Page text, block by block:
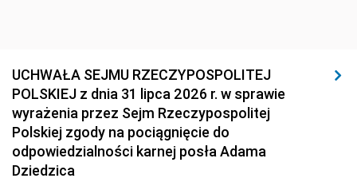
UCHWAŁA SEJMU RZECZYPOSPOLITEJ
POLSKIEJ z dnia 31 lipca 2026 r. w sprawie
wyrażenia przez Sejm Rzeczypospolitej
Polskiej zgody na pociągnięcie do
odpowiedzialności karnej posła Adama
Dziedzica